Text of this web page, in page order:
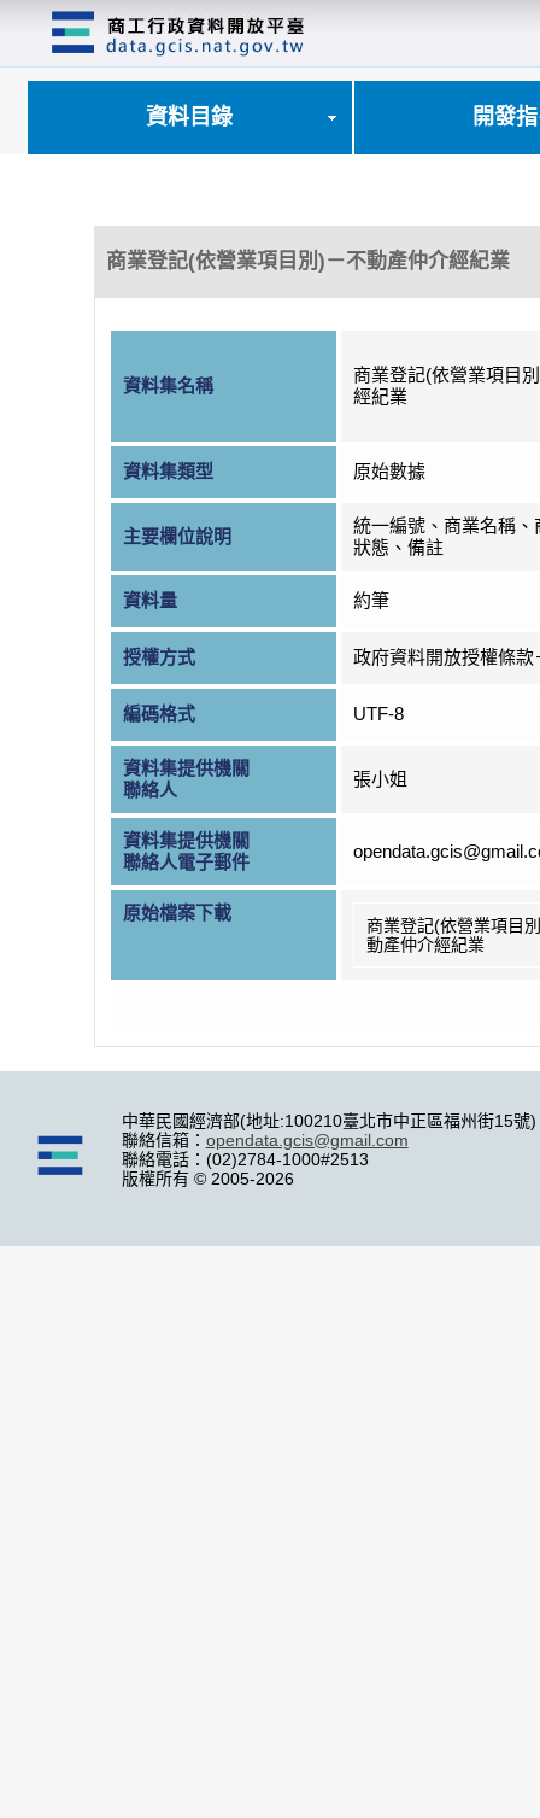
資料目錄 開發
商業登記(依營業項目別)－不動產仲介經紀業
資料集名稱
商業登記(依營業項目
經紀業
資料集類型 原始數據
主要欄位說明
統一編號、商業名稱、
狀態、備註
資料量 約筆
授權方式 政府資料開放授權條款
編碼格式 UTF-8
資料集提供機關
聯絡人
張小姐
資料集提供機關
聯絡人電子郵件
原始檔案下載
商業登記(依營業項目
動產仲介經紀業
中華民國經濟部(地址:100210臺北市中正區福州街15號)
聯絡信箱： opendata.gcis@gmail.com
聯絡電話：(02)2784-1000#2513
版權所有 © 2005-2026